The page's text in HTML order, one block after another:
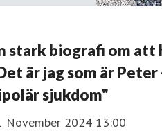
stark biografi om att
är jag som är
sjukdom"
November 2024 13:00